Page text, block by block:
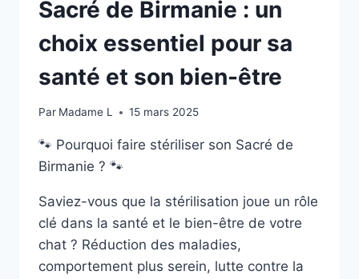
Sacré de Birmanie : un
choix essentiel pour sa
santé et son bien-être
Par Madame L 15 mars 2025
🐾 Pourquoi faire stériliser son Sacré de
Birmanie ? 🐾
Saviez-vous que la stérilisation joue un rôle
clé dans la santé et le bien-être de votre
chat ? Réduction des maladies,
comportement plus serein, lutte contre la